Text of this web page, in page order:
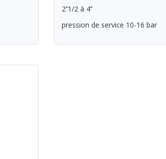
2’’1/2 à 4’’
pression de service 10-16 bar